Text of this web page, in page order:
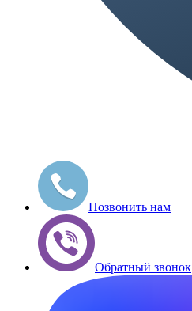
Позвонить нам
Обратный звонок